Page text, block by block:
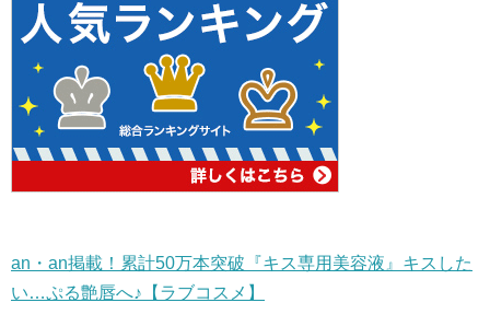
an・an掲載！累計50万本突破『キス専用美容液』キスした
い…ぷる艶唇へ♪【ラブコスメ】